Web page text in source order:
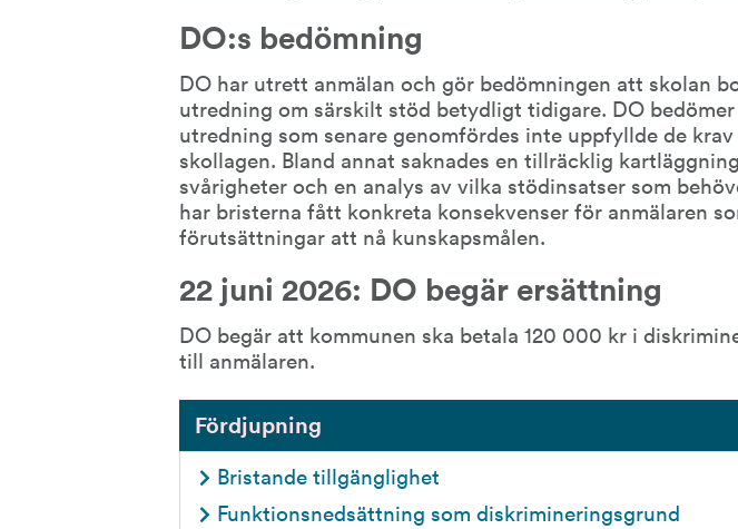
DO:s bedömning
DO har utrett anmälan och gör bedömningen att skolan
utredning om särskilt stöd betydligt tidigare. DO
utredning som senare genomfördes inte uppfyllde de
skollagen. Bland annat saknades en tillräcklig
svårigheter och en analys av vilka stödinsatser som
har bristerna fått konkreta konsekvenser för anmälaren
förutsättningar att nå kunskapsmålen.
22 juni 2026: DO begär ersättning
DO begär att kommunen ska betala 120 000 kr i
till anmälaren.
Fördjupning
Bristande tillgänglighet
Funktionsnedsättning som diskrimineringsgrund